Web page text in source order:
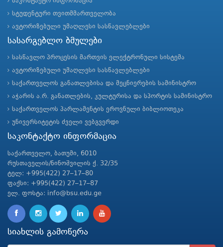
სტუდენტური თვითმმართველობა
ავტორიზებული უმაღლესი სასწავლებლები
სასარგებლო ბმულები
სასწავლო პროცესის მართვის ელექტრონული სისტემა
ავტორიზებული უმაღლესი სასწავლებლები
საქართველოს განათლებისა და მეცნიერების სამინისტრო
აჭარის ა.რ. განათლების, კულტურისა და სპორტის სამინისტრო
საქართველოს პარლამენტის ეროვნული ბიბლიოთეკა
უნივერსიტეტის ძველი ვებგვერდი
საკონტაქტო ინფორმაცია
საქართველო, ბათუმი, 6010
რუსთაველის/ნინოშვილის ქ. 32/35
ტელ: +995(422) 27–17–80
ფაქსი: +995(422) 27–17–87
ელ. ფოსტა: info@bsu.edu.ge
სიახლის გამოწერა